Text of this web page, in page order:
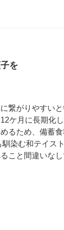
を
繋がりやすい
ケ月に長期化
るため、備蓄
染む和テイス
こと間違いなし